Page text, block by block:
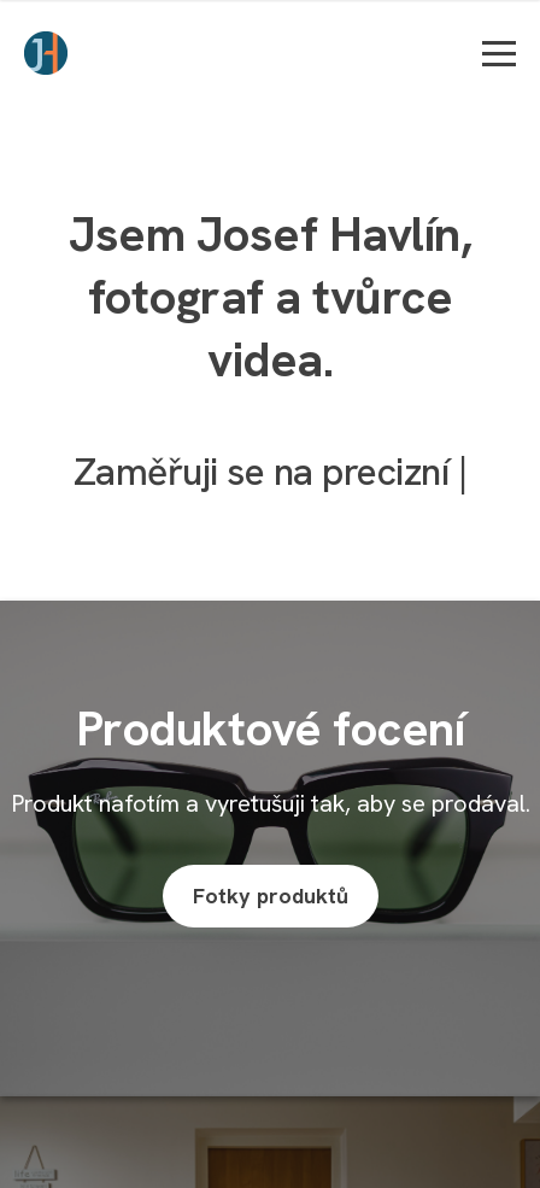
Jsem Josef Havlín,
fotograf a tvůrce
videa.
Zaměřuji se naprec |
Produktové focení
Produkt nafotím a vyretušuji tak, aby se prodával.
Fotky produktů